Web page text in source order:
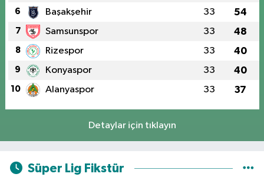
6 Başakşehir 33 54
7 Samsunspor 33 48
8 Rizespor 33 40
9 Konyaspor 33 40
10 Alanyaspor 33 37
Detaylar için tıklayın
Süper Lig Fikstür